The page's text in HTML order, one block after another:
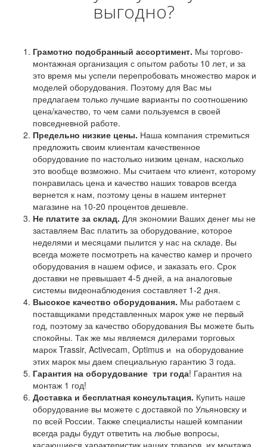
выгодно?
Грамотно подобранный ассортимент. Мы торгово-
монтажная организация с опытом работы 10 лет, и за
это время мы успели перепробовать множество марок и
моделей оборудования. Поэтому для Вас мы
предлагаем только лучшие варианты по соотношению
цена/качество, то чем сами пользуемся в своей
повседневной работе.
Предельно низкие цены. Наша компания стремиться
предложить своим клиентам качественное
оборудование по настолько низким ценам, насколько
это вообще возможно. Мы считаем что клиент, которому
понравилась цена и качество наших товаров всегда
вернется к нам, поэтому цены в нашем интернет
магазине на 10-20 процентов дешевле.
Не платите за склад. Для экономии Ваших денег мы не
заставляем Вас платить за оборудование, которое
неделями и месяцами пылится у нас на складе. Вы
всегда можете посмотреть на качество камер и прочего
оборудования в нашем офисе, и заказать его. Срок
доставки не превышает 4-5 дней, а на аналоговые
системы видеонаблюдения составляет 1-2 дня.
Высокое качество оборудования. Мы работаем с
поставщиками представленных марок уже не первый
год, поэтому за качество оборудования Вы можете быть
спокойны. Так же мы являемся дилерами торговых
марок Trassir, Activecam, Optimus и на оборудование
этих марок мы даем специальную гарантию 3 года.
Гарантия на оборудование три года! Гарантия на
монтаж 1 год!
Доставка и бесплатная консультация. Купить наше
оборудование вы можете с доставкой по Ульяновску и
по всей России. Также специалисты нашей компании
всегда рады будут ответить на любые вопросы,